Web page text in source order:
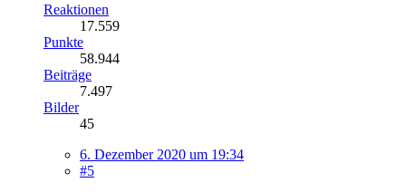
Reaktionen
17.559
Punkte
58.944
Beiträge
7.497
Bilder
45
6. Dezember 2020 um 19:34
#5